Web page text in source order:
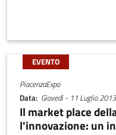
EVENTO
PiacenzaExpo
Data Giovedì - 11 Luglio
Il market place
l'innovazione: un